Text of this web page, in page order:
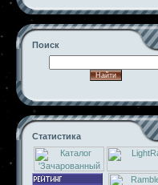
Поиск
Статистика